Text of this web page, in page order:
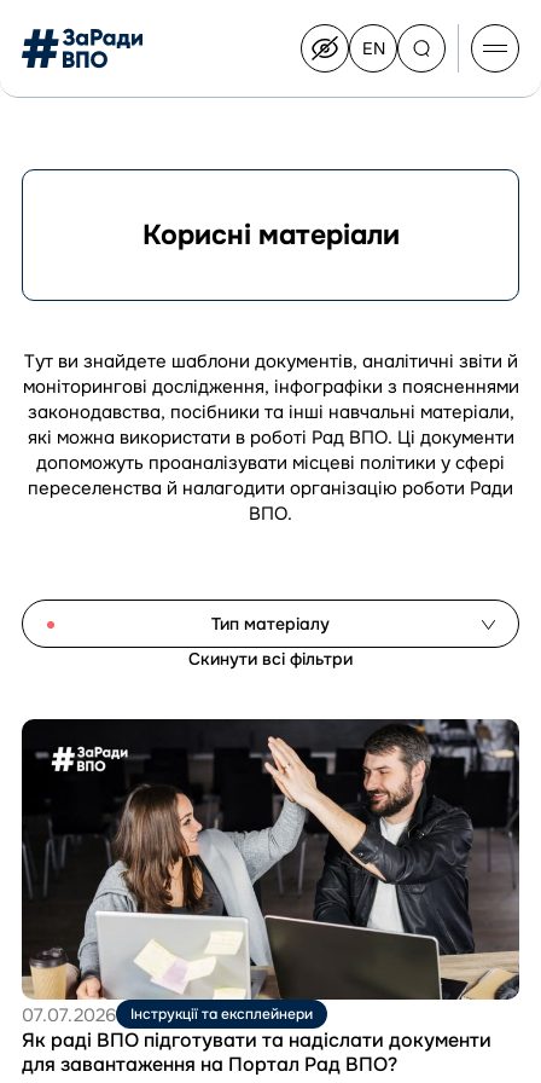
Switch
English
EN
Склад Конгресу
Новини
Документи
Корисні матеріали
Тут ви знайдете шаблони документів, аналітичні звіти й
моніторингові дослідження, інфографіки з поясненнями
законодавства, посібники та інші навчальні матеріали,
які можна використати в роботі Рад ВПО. Ці документи
допоможуть проаналізувати місцеві політики у сфері
переселенства й налагодити організацію роботи Ради
ВПО.
Тип матеріалу
Інструкції та експлейнери
Моніторингові дослідження
Посібники
Шаблони документів
Скинути фільтри
Скинути всі фільтри
Перейти
до
матеріала
раді
ВПО
підготувати
та
надіслати
документи
для
завантаження
на
Портал
Рад
ВПО?
07.07.2026 Інструкції та експлейнери
Як раді ВПО підготувати та надіслати документи
для завантаження на Портал Рад ВПО?